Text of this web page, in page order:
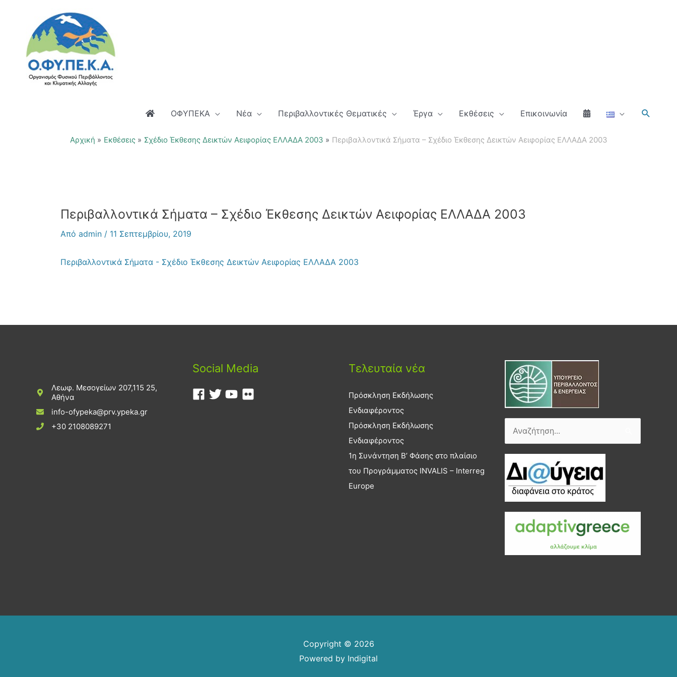
περιεχόμενο
ΟΦΥΠΕΚΑ Νέα Περιβαλλοντικές Θεματικές Έργα Εκθέσεις Επικοινωνία
Αρχική Εκθέσεις Σχέδιο Έκθεσης Δεικτών Αειφορίας ΕΛΛΑΔΑ 2003 Περιβαλλοντικά Σήματα – Σχέδιο Έκθεσης Δεικτών Αειφορίας ΕΛΛΑΔΑ 2003
Περιβαλλοντικά Σήματα – Σχέδιο Έκθεσης Δεικτών Αειφορίας ΕΛΛΑΔΑ 2003
Από admin / 11 Σεπτεμβρίου, 2019
Περιβαλλοντικά Σήματα - Σχέδιο Έκθεσης Δεικτών Αειφορίας ΕΛΛΑΔΑ 2003
Λεωφ. Μεσογείων 207,115 25,
Αθήνα
info-ofypeka@prv.ypeka.gr
+30 2108089271
Social Media Τελευταία νέα
Πρόσκληση Εκδήλωσης
Ενδιαφέροντος
Πρόσκληση Εκδήλωσης
Ενδιαφέροντος
1η Συνάντηση Β’ Φάσης στο πλαίσιο
του Προγράμματος INVALIS – Interreg
Europe
Αναζήτηση
Copyright © 2026
Powered by Indigital